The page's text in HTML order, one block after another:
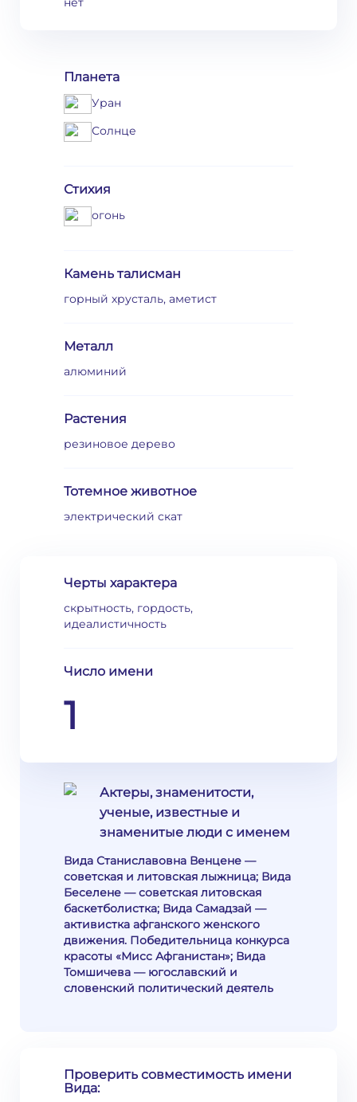
Планета
Уран
Солнце
Стихия
огонь
Камень талисман
горный хрусталь, аметист
Металл
алюминий
Растения
резиновое дерево
Тотемное животное
электрический скат
Черты характера
скрытность, гордость,
идеалистичность
Число имени
1
Актеры, знаменитости,
ученые, известные и
знаменитые люди с именем
Вида Станиславовна Венцене —
советская и литовская лыжница; Вида
Беселене — советская литовская
баскетболистка; Вида Самадзай —
активистка афганского женского
движения. Победительница конкурса
красоты «Мисс Афганистан»; Вида
Томшичева — югославский и
словенский политический деятель
Проверить совместимость имени
Вида: